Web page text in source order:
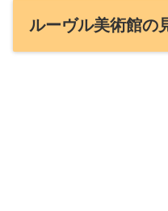
ルーヴル美術館の